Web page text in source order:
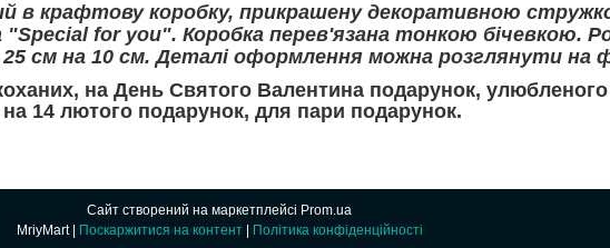
в крафтову коробку, прикрашену декоративною
"Special for you". Коробка перев'язана тонкою бічевкою.
25 см на 10 см. Деталі оформлення можна розглянути на
на День Святого Валентина подарунок,
14 лютого подарунок, для пари подарунок.
Сайт створений на маркетплейсі Prom.ua
Поскаржитися на контент Політика конфіденційності